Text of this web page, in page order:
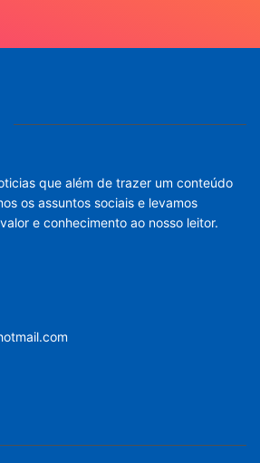
que além de trazer um conteúdo
os assuntos sociais e levamos
e conhecimento ao nosso leitor.